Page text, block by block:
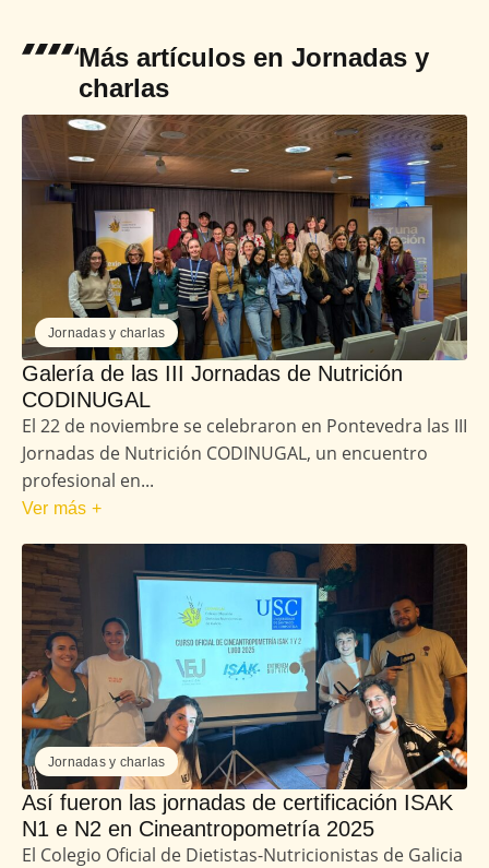
Más artículos en Jornadas y
charlas
Jornadas y charlas
Galería de las III Jornadas de Nutrición
CODINUGAL
El 22 de noviembre se celebraron en Pontevedra las III
Jornadas de Nutrición CODINUGAL, un encuentro
profesional en...
Ver más +
Jornadas y charlas
Así fueron las jornadas de certificación ISAK
N1 e N2 en Cineantropometría 2025
El Colegio Oficial de Dietistas-Nutricionistas de Galicia